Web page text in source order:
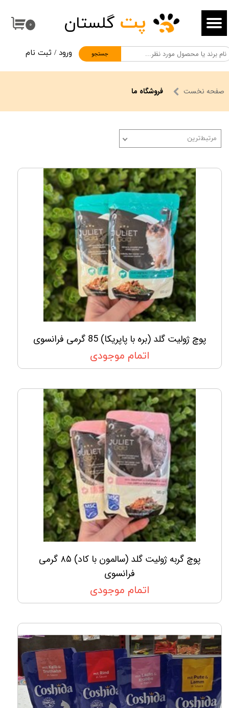
۰
جستجو
پت گلستان
ورود / ثبت نام
حساب کاربری من
تغییر گذر واژه
سفارشات
خروج از حساب کاربری
صفحه نخست فروشگاه ما
مرتبط‌ترین
پوچ ژولیت گلد (بره با پاپریکا) 85 گرمی فرانسوی
اتمام موجودی
پوچ گربه ژولیت گلد (سالمون با کاد) ۸۵ گرمی
فرانسوی
اتمام موجودی